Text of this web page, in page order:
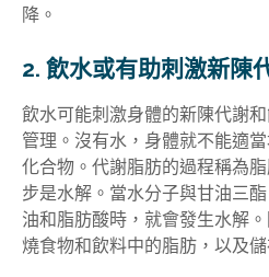
降。
2. 飲水或有助刺激新陳
飲水可能刺激身體的新陳代謝
管理。沒有水，身體就不能適
化合物。代謝脂肪的過程稱為
步是水解。當水分子與甘油三
油和脂肪酸時，就會發生水解
燒食物和飲料中的脂肪，以及